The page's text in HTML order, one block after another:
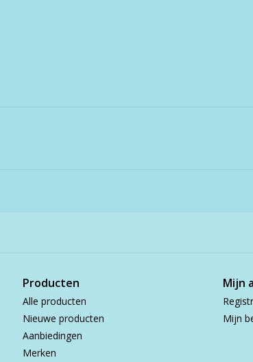
Producten
Alle producten
Nieuwe producten
Aanbiedingen
Merken
Mijn
Mijn